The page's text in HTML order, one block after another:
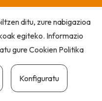
ditu, zure nabigazioa
egiteko. Informazio
gureCookien Politika
Konfiguratu